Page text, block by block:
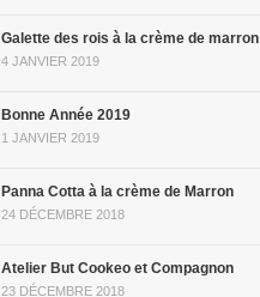
Galette des rois à la crème de marron
4 JANVIER 2019
Bonne Année 2019
1 JANVIER 2019
Panna Cotta à la crème de Marron
24 DÉCEMBRE 2018
Atelier But Cookeo et Compagnon
23 DÉCEMBRE 2018